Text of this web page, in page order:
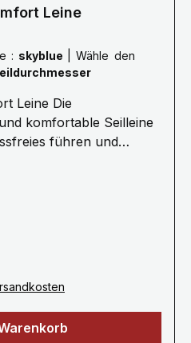
Leine
: skyblue
Leine Die
komfortable Seilleine
führen und
und Sicherheit·
In“
Handwäsche / Kein
trocknen
Seil: Nylon